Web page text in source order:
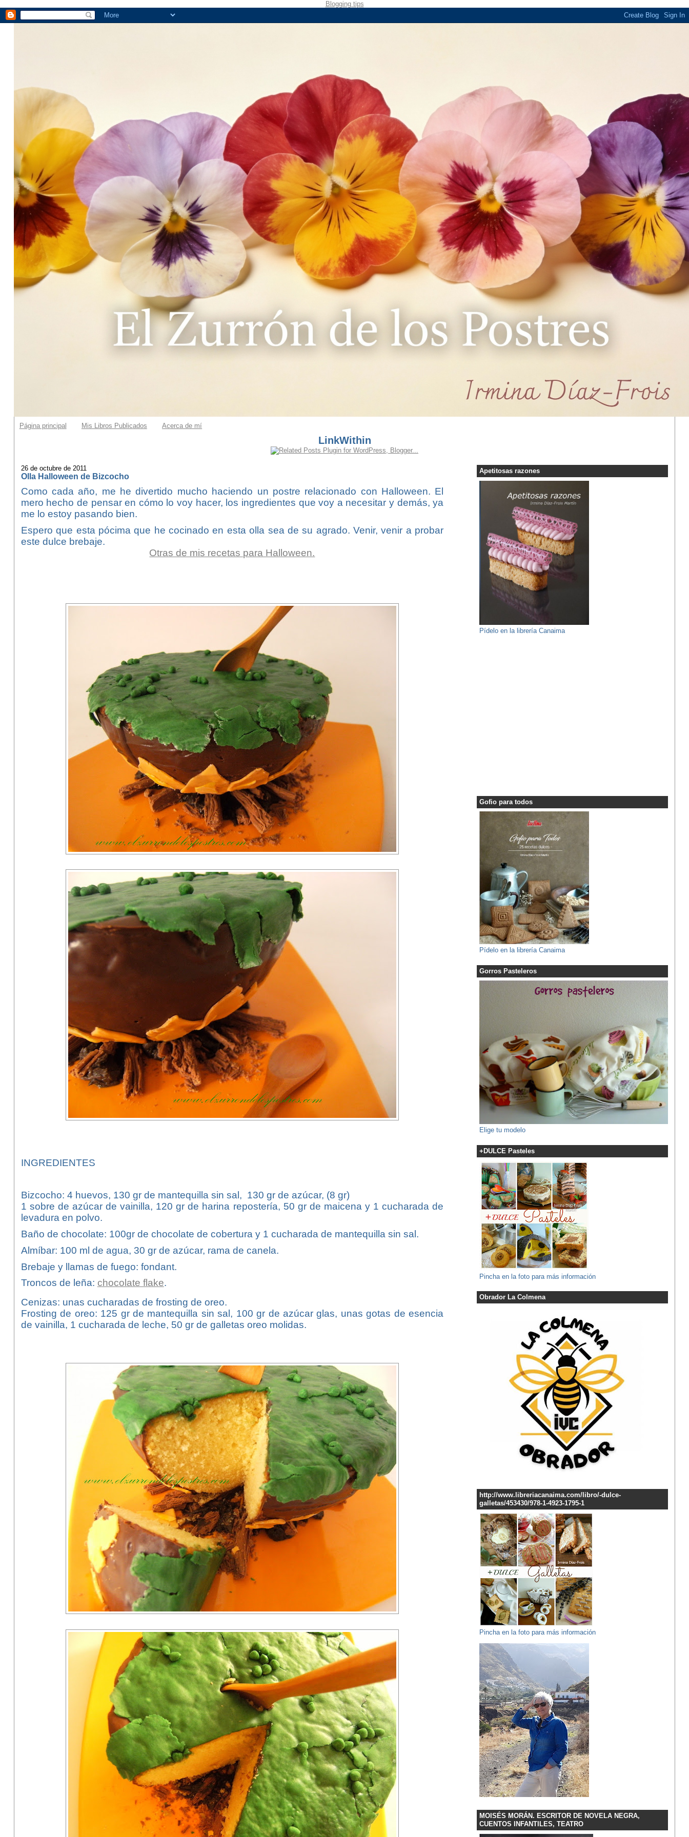
Blogging tips
Página principal Mis Libros Publicados Acerca de mí
LinkWithin
26 de octubre de 2011
Olla Halloween de Bizcocho
Como cada año, me he divertido mucho haciendo un postre relacionado con Halloween. El
mero hecho de pensar en cómo lo voy hacer, los ingredientes que voy a necesitar y demás, ya
me lo estoy pasando bien.
Espero que esta pócima que he cocinado en esta olla sea de su agrado. Venir, venir a probar
este dulce brebaje.
Otras de mis recetas para Halloween.
INGREDIENTES
Bizcocho: 4 huevos, 130 gr de mantequilla sin sal, 130 gr de azúcar, (8 gr)
1 sobre de azúcar de vainilla, 120 gr de harina repostería, 50 gr de maicena y 1 cucharada de
levadura en polvo.
Baño de chocolate: 100gr de chocolate de cobertura y 1 cucharada de mantequilla sin sal.
Almíbar: 100 ml de agua, 30 gr de azúcar, rama de canela.
Brebaje y llamas de fuego: fondant.
Troncos de leña: chocolate flake.
Cenizas: unas cucharadas de frosting de oreo.
Frosting de oreo: 125 gr de mantequilla sin sal, 100 gr de azúcar glas, unas gotas de esencia
de vainilla, 1 cucharada de leche, 50 gr de galletas oreo molidas.
Apetitosas razones
Pídelo en la librería Canaima
Gofio para todos
Pídelo en la librería Canaima
Gorros Pasteleros
Elige tu modelo
+DULCE Pasteles
Pincha en la foto para más información
Obrador La Colmena
http://www.libreriacanaima.com/libro/-dulce-
galletas/453430/978-1-4923-1795-1
Pincha en la foto para más información
MOISÉS MORÁN. ESCRITOR DE NOVELA NEGRA,
CUENTOS INFANTILES, TEATRO